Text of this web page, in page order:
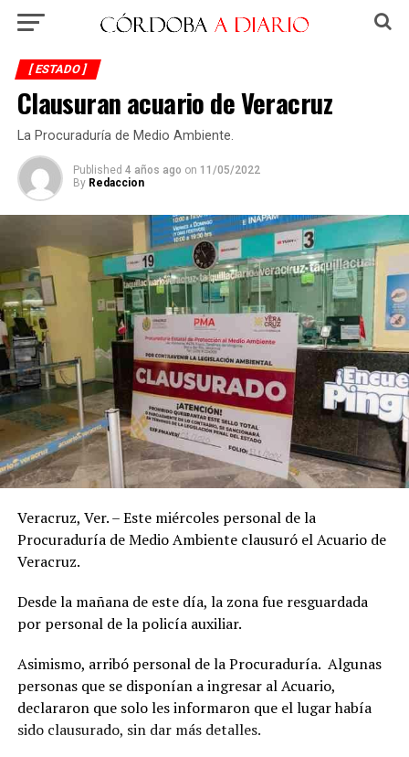
[ ESTADO ]
Clausuran acuario de Veracruz
La Procuraduría de Medio Ambiente.
Published 4 años ago on 11/05/2022
By Redaccion
Veracruz, Ver. – Este miércoles personal de la
Procuraduría de Medio Ambiente clausuró el Acuario de
Veracruz.
Desde la mañana de este día, la zona fue resguardada
por personal de la policía auxiliar.
Asimismo, arribó personal de la Procuraduría. Algunas
personas que se disponían a ingresar al Acuario,
declararon que solo les informaron que el lugar había
sido clausurado, sin dar más detalles.